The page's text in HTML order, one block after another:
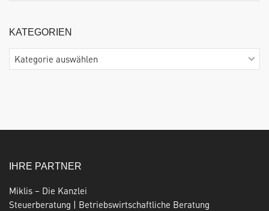
KATEGORIEN
Kategorien
IHRE PARTNER
Miklis – Die Kanzlei
Steuerberatung | Betriebswirtschaftliche Beratung